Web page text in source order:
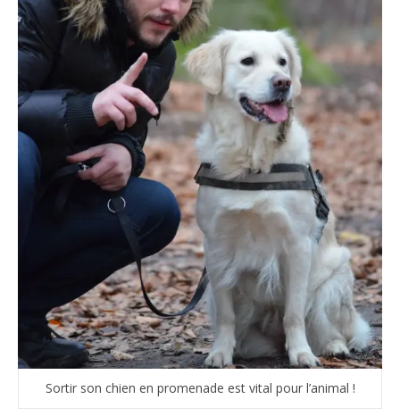
Sortir son chien en promenade est vital pour l’animal !